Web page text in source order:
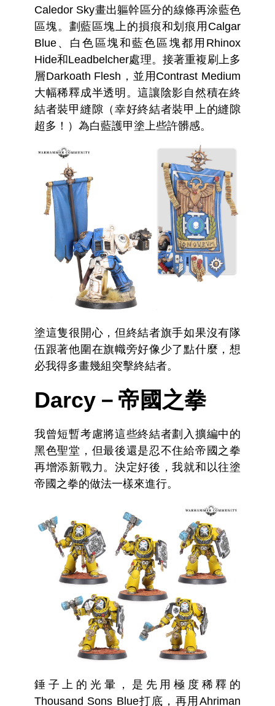
Caledor Sky畫出軀幹區分的線條再涂藍色
區塊。劃藍區塊上的損痕和划痕用Calgar
Blue、白色區塊和藍色區塊都用Rhinox
Hide和Leadbelcher處理。接著重複刷上多
層Darkoath Flesh，並用Contrast Medium
大幅稀釋成半透明。這讓陰影自然積在終
結者裝甲縫隙（幸好終結者裝甲上的縫隙
超多！）為白藍護甲塗上些許髒感。
塗這隻很開心，但終結者旗手如果沒有隊
伍跟著他圍在旗幟旁好像少了點什麼，想
必我得多畫幾組突擊終結者。
Darcy－帝國之拳
我曾短暫考慮將這些終結者劃入擴編中的
黑色聖堂，但最後還是忍不住給帝國之拳
再增添新戰力。決定好後，我就和以往塗
帝國之拳的做法一樣來進行。
錘子上的光暈，是先用極度稀釋的
Thousand Sons Blue打底，再用Ahriman